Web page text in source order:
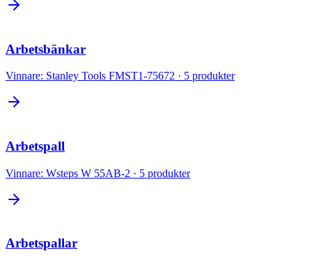
Arbetsbänkar
Vinnare: Stanley Tools FMST1-75672 · 5 produkter
Arbetspall
Vinnare: Wsteps W 55AB-2 · 5 produkter
Arbetspallar